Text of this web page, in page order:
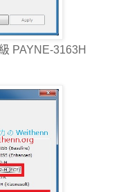
PAYNE-3163H